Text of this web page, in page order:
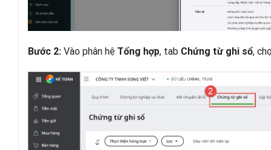
Bước 2: Vào phân hệ Tổng hợp, tab Chứng từ ghi sổ,